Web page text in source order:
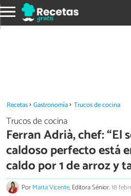
Recetas Gastronomía Trucos de cocina
Trucos de cocina
Ferran Adrià, chef: “El
caldoso perfecto está
caldo por 1 de arroz y
PorMarta Vicente, Editora Sénior.18